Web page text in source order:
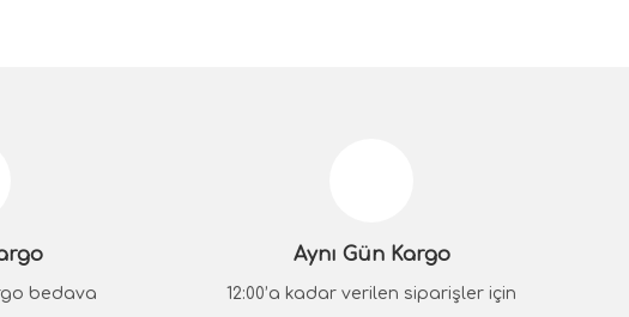
bedava
Aynı Gün Kargo
12:00’a kadar verilen siparişler için